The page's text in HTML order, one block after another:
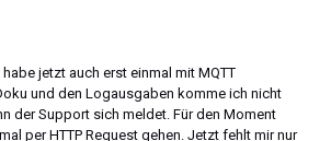
jetzt auch erst einmal mit MQTT
und den Logausgaben komme ich nicht
der Support sich meldet. Für den Moment
per HTTP Request gehen. Jetzt fehlt mir nur